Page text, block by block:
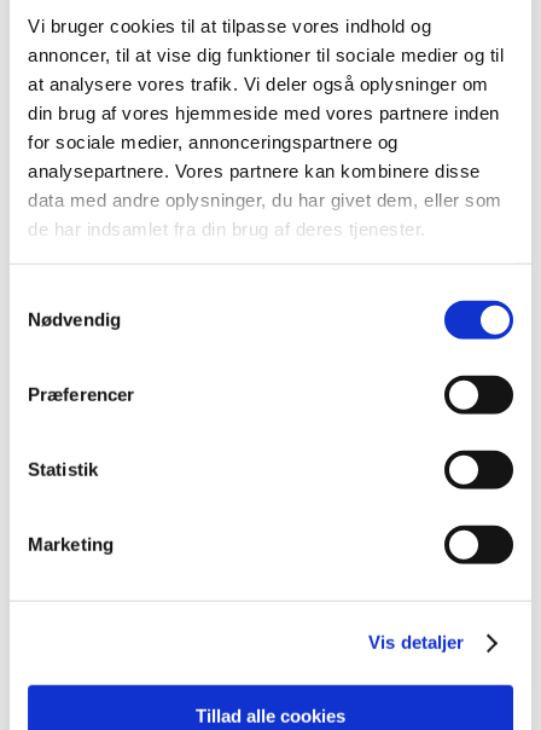
Vi bruger cookies til at tilpasse vores indhold og
annoncer, til at vise dig funktioner til sociale medier og til
at analysere vores trafik. Vi deler også oplysninger om
din brug af vores hjemmeside med vores partnere inden
for sociale medier, annonceringspartnere og
analysepartnere. Vores partnere kan kombinere disse
data med andre oplysninger, du har givet dem, eller som
de har indsamlet fra din brug af deres tjenester.
Nødvendig
Præferencer
Statistik
Marketing
Vis detaljer
Tillad alle cookies
2022 (197)
2021 (516)
2020 (263)
2019 (159)
2018 (150)
december (12)
august (6)
maj (18)
marts (21)
2016 (167)